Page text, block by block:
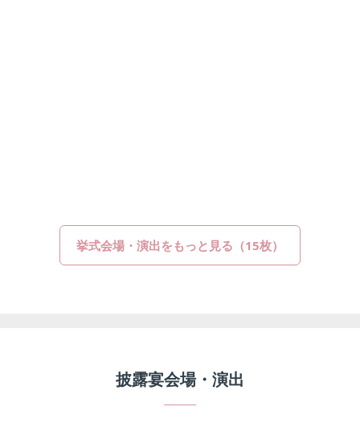
挙式会場・演出をもっと見る（15枚）
披露宴会場・演出